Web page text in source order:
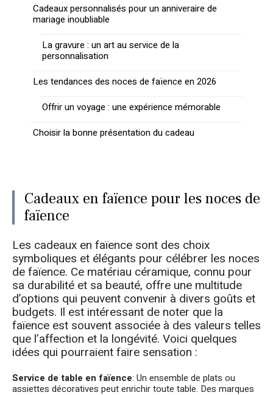
Cadeaux personnalisés pour un anniveraire de
mariage inoubliable
La gravure : un art au service de la
personnalisation
Les tendances des noces de faïence en 2026
Offrir un voyage : une expérience mémorable
Choisir la bonne présentation du cadeau
Cadeaux en faïence pour les noces de
faïence
Les cadeaux en faïence sont des choix
symboliques et élégants pour célébrer les noces
de faïence. Ce matériau céramique, connu pour
sa durabilité et sa beauté, offre une multitude
d’options qui peuvent convenir à divers goûts et
budgets. Il est intéressant de noter que la
faïence est souvent associée à des valeurs telles
que l’affection et la longévité. Voici quelques
idées qui pourraient faire sensation :
Service de table en faïence: Un ensemble de plats ou
assiettes décoratives peut enrichir toute table. Des marques